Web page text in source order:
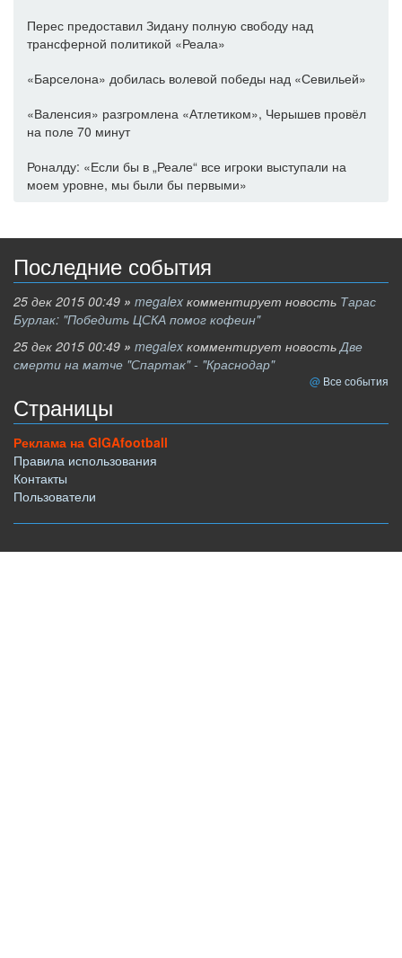
Перес предоставил Зидану полную свободу над
трансферной политикой «Реала»
«Барселона» добилась волевой победы над «Севильей»
«Валенсия» разгромлена «Атлетиком», Черышев провёл
на поле 70 минут
Роналду: «Если бы в „Реале“ все игроки выступали на
моем уровне, мы были бы первыми»
Последние события
25 дек 2015 00:49 » megalex комментирует новость Тарас
Бурлак: "Победить ЦСКА помог кофеин"
25 дек 2015 00:49 » megalex комментирует новость Две
смерти на матче "Спартак" - "Краснодар"
Все события
Страницы
Реклама на GIGAfootball
Правила использования
Контакты
Пользователи